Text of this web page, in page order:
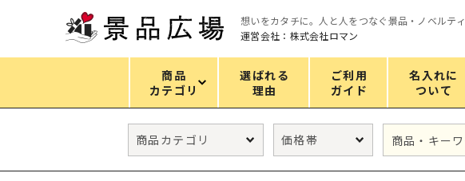
想いをカタチに。人と人をつなぐ景品・ノベルティ
運営会社：株式会社ロマン
商品
カテゴリ
選ばれる
理由
ご利用
ガイド
名入れに
ついて
カテゴリ